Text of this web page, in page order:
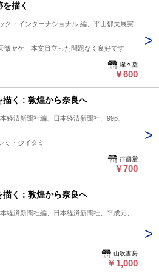
描く
ク・インターナショナル 編、平山郁夫展実
ヤケ 本文目立った問題なく良好です
燦々堂
￥600
く : 敦煌から奈良へ
経済新聞社編、日本経済新聞社、99p、
ミ・少イタミ
徘徊堂
￥700
く : 敦煌から奈良へ
経済新聞社編、日本経済新聞社、平成元、
山吹書房
￥1,000